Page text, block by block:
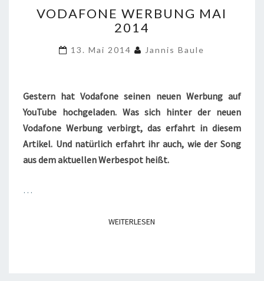
WERBUNG
MAI
VODAFONE WERBUNG MAI
2014
13. Mai 2014 Jannis Baule
Gestern hat Vodafone seinen neuen Werbung auf
YouTube hochgeladen. Was sich hinter der neuen
Vodafone Werbung verbirgt, das erfahrt in diesem
Artikel. Und natürlich erfahrt ihr auch, wie der Song
aus dem aktuellen Werbespot heißt.
…
WEITERLESEN